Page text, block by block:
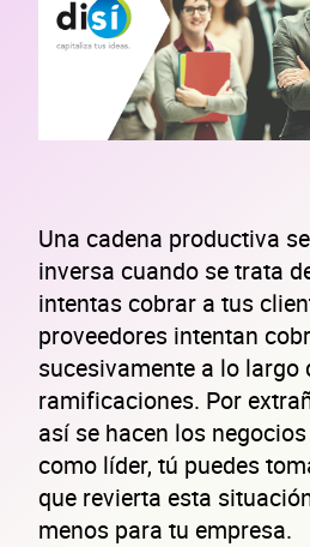
Una cadena productiva
inversa cuando se trata
intentas cobrar a tus
proveedores intentan
sucesivamente a lo largo
ramificaciones. Por
así se hacen los
como líder, tú puedes
que revierta esta
menos para tu empresa.